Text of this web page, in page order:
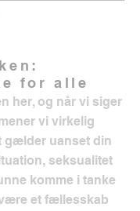
for alle
her, og når vi siger
vi virkelig
gælder uanset din
seksualitet
komme i tanke
et fællesskab